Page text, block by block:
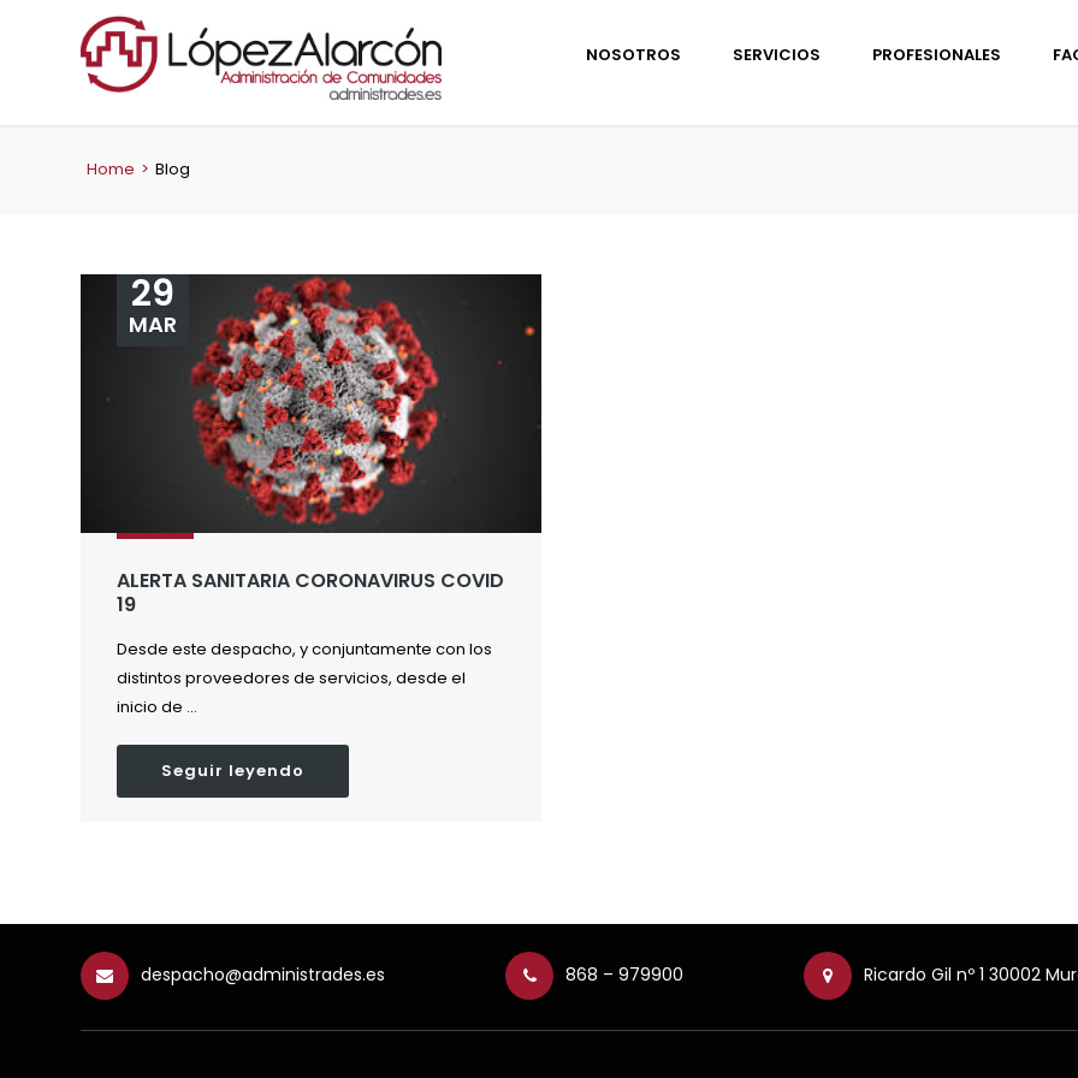
NOSOTROS SERVICIOS PROFESIONALES
Home > Blog
ALERTA SANITARIA CORONAVIRUS COVID
19
29
MAR
Desde este despacho, y conjuntamente con los
distintos proveedores de servicios, desde el
inicio de ...
Seguir leyendo
despacho@administrades.es 868 – 979900 Ricardo Gil nº 1 30002